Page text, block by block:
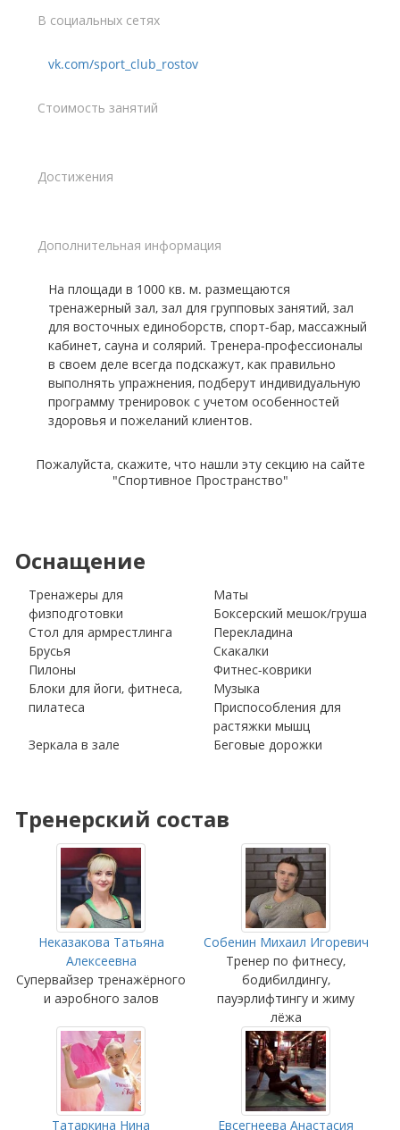
В социальных сетях
vk.com/sport_club_rostov
Стоимость занятий
Достижения
Дополнительная информация
На площади в 1000 кв. м. размещаются
тренажерный зал, зал для групповых занятий, зал
для восточных единоборств, спорт-бар, массажный
кабинет, сауна и солярий. Тренера-профессионалы
в своем деле всегда подскажут, как правильно
выполнять упражнения, подберут индивидуальную
программу тренировок с учетом особенностей
здоровья и пожеланий клиентов.
Пожалуйста, скажите, что нашли эту секцию на сайте
"Спортивное Пространство"
Оснащение
Тренажеры для
физподготовки
Маты
Боксерский мешок/груша
Стол для армрестлинга
Перекладина
Брусья
Скакалки
Пилоны
Фитнес-коврики
Блоки для йоги, фитнеса,
пилатеса
Музыка
Приспособления для
растяжки мышц
Зеркала в зале
Беговые дорожки
Тренерский состав
Неказакова Татьяна
Алексеевна
Супервайзер тренажёрного
и аэробного залов
Собенин Михаил Игоревич
Тренер по фитнесу,
бодибилдингу,
пауэрлифтингу и жиму
лёжа
Татаркина Нина Евсегнеева Анастасия